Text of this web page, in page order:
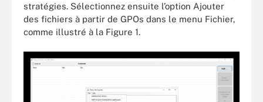
stratégies. Sélectionnez ensuite l’option Ajouter
des fichiers à partir de GPOs dans le menu Fichier,
comme illustré à la Figure 1.